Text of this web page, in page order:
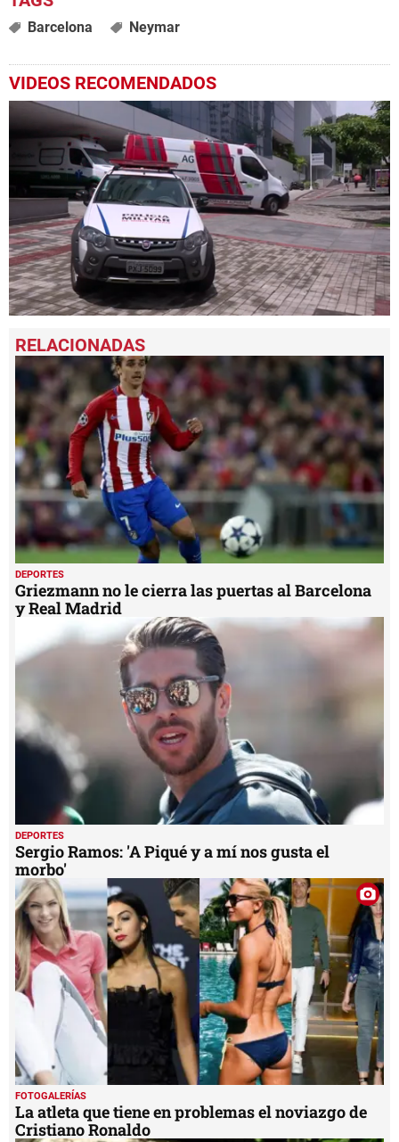
Barcelona Neymar
VIDEOS RECOMENDADOS
seconds
of
1
minute,
46
seconds
DEPORTES
Griezmann no le cierra las puertas al Barcelona
y Real Madrid
DEPORTES
Sergio Ramos: 'A Piqué y a mí nos gusta el
morbo'
FOTOGALERÍAS
La atleta que tiene en problemas el noviazgo de
Cristiano Ronaldo